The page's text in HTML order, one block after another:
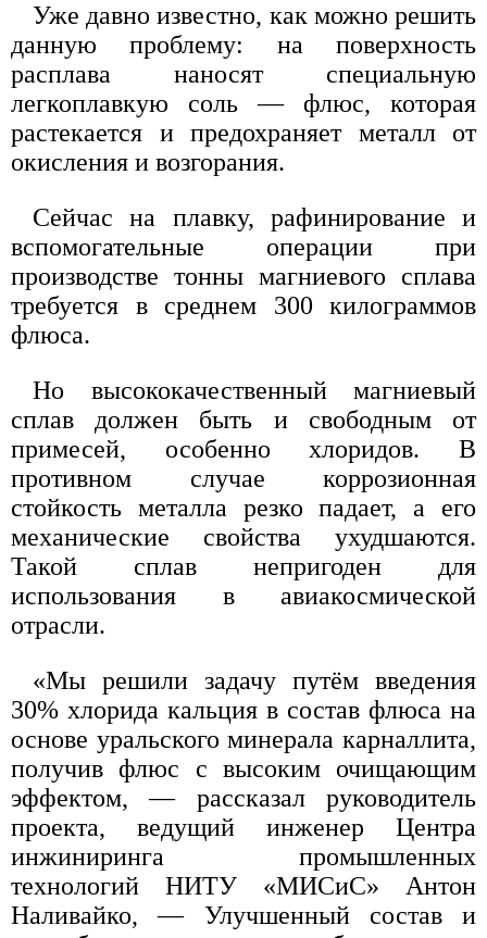
Уже давно известно, как можно решить
данную проблему: на поверхность
расплава наносят специальную
легкоплавкую соль — флюс, которая
растекается и предохраняет металл от
окисления и возгорания.
Сейчас на плавку, рафинирование и
вспомогательные операции при
производстве тонны магниевого сплава
требуется в среднем 300 килограммов
флюса.
Но высококачественный магниевый
сплав должен быть и свободным от
примесей, особенно хлоридов. В
противном случае коррозионная
стойкость металла резко падает, а его
механические свойства ухудшаются.
Такой сплав непригоден для
использования в авиакосмической
отрасли.
«Мы решили задачу путём введения
30% хлорида кальция в состав флюса на
основе уральского минерала карналлита,
получив флюс с высоким очищающим
эффектом, — рассказал руководитель
проекта, ведущий инженер Центра
инжиниринга промышленных
технологий НИТУ «МИСиС» Антон
Наливайко, — Улучшенный состав и